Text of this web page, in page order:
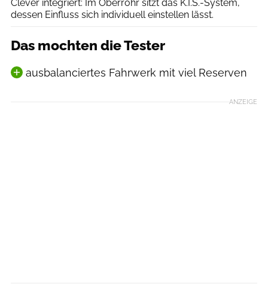
Clever integriert: Im Oberrohr sitzt das K.I.S.-System,
dessen Einfluss sich individuell einstellen lässt.
Das mochten die Tester
ausbalanciertes Fahrwerk mit viel Reserven
ANZEIGE